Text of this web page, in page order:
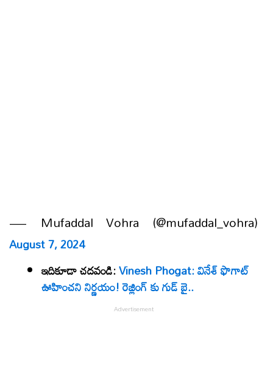
— Mufaddal Vohra (@mufaddal_vohra)
August 7, 2024
ఇదికూడా చదవండి:Vinesh Phogat: వినేశ్ ఫొగాట్
ఊహించని నిర్ణయం! రెజ్లింగ్ కు గుడ్ బై..